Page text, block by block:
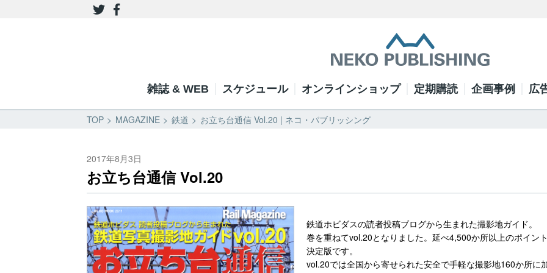
雑誌 & WEB スケジュール オンラインショップ 定期購読 企画事例 広
TOP MAGAZINE 鉄道 お立ち台通信 Vol.20 | ネコ・パブリッシング
2017年8月3日
お立ち台通信 Vol.20
鉄道ホビダスの読者投稿ブログから生まれた撮影地ガイド。
巻を重ねてvol.20となりました。延べ4,500か所以上のポイン
決定版です。
vol.20では全国から寄せられた安全で手軽な撮影地160か所に